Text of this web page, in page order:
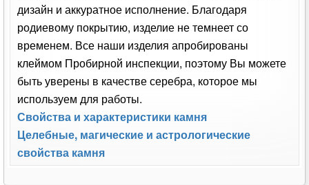
дизайн и аккуратное исполнение. Благодаря
родиевому покрытию, изделие не темнеет со
временем. Все наши изделия апробированы
клеймом Пробирной инспекции, поэтому Вы можете
быть уверены в качестве серебра, которое мы
используем для работы.
Свойства и характеристики камня
Целебные, магические и астрологические
свойства камня